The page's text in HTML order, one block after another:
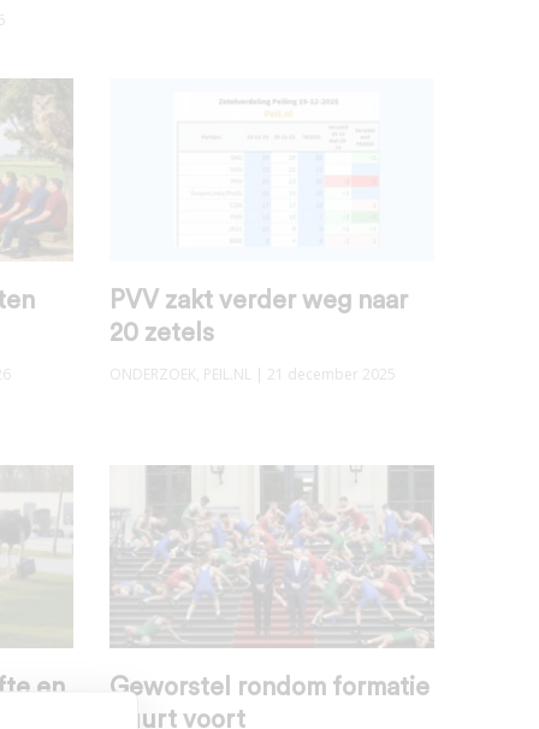
PVV zakt verder weg naar
20 zetels
ONDERZOEK, PEIL.NL | 21 december 2025
en
Geworstel rondom formatie
duurt voort